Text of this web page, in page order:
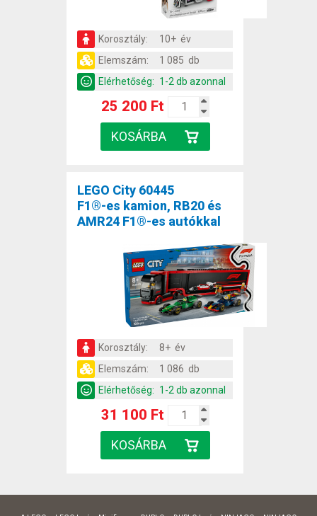
Korosztály:
10+ év
Elemszám:
1 085 db
Elérhetőség: 1-2 db azonnal
25 200 Ft
LEGO City 60445
F1®-es kamion, RB20 és
AMR24 F1®-es autókkal
Korosztály:
8+ év
Elemszám:
1 086 db
Elérhetőség: 1-2 db azonnal
31 100 Ft